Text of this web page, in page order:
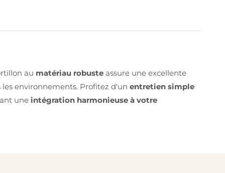
au matériau robuste assure une excellente
environnements. Profitez d'un entretien simple
une intégration harmonieuse à votre